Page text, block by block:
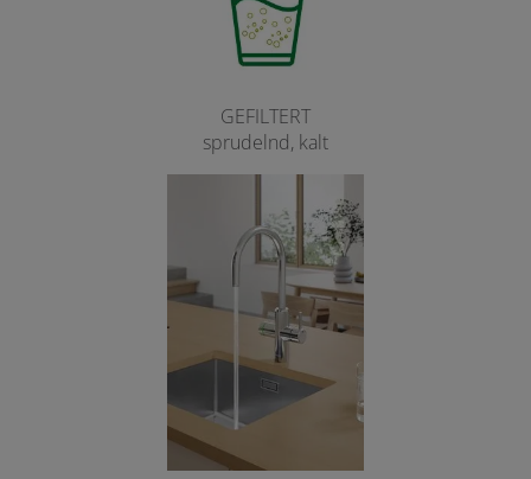
GEFILTERT
sprudelnd, kalt